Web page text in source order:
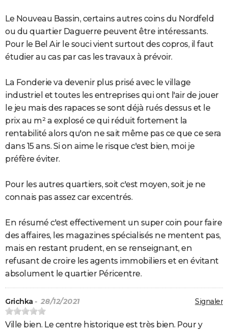
Le Nouveau Bassin, certains autres coins du Nordfeld
ou du quartier Daguerre peuvent être intéressants.
Pour le Bel Air le souci vient surtout des copros, il faut
étudier au cas par cas les travaux à prévoir.
La Fonderie va devenir plus prisé avec le village
industriel et toutes les entreprises qui ont l'air de jouer
le jeu mais des rapaces se sont déjà rués dessus et le
prix au m² a explosé ce qui réduit fortement la
rentabilité alors qu'on ne sait même pas ce que ce sera
dans 15 ans. Si on aime le risque c'est bien, moi je
préfère éviter.
Pour les autres quartiers, soit c'est moyen, soit je ne
connais pas assez car excentrés.
En résumé c'est effectivement un super coin pour faire
des affaires, les magazines spécialisés ne mentent pas,
mais en restant prudent, en se renseignant, en
refusant de croire les agents immobiliers et en évitant
absolument le quartier Péricentre.
Signaler
Grichka - 28/12/2021
Ville bien. Le centre historique est très bien. Pour y